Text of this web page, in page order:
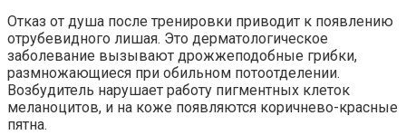
Отказ от душа после тренировки приводит к появлению
отрубевидного лишая. Это дерматологическое
заболевание вызывают дрожжеподобные грибки,
размножающиеся при обильном потоотделении.
Возбудитель нарушает работу пигментных клеток
меланоцитов, и на коже появляются коричнево-красные
пятна.